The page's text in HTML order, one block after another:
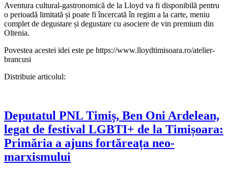
Aventura cultural-gastronomică de la Lloyd va fi disponibilă pentru
o perioadă limitată și poate fi încercată în regim a la carte, meniu
complet de degustare și degustare cu asociere de vin premium din
Oltenia.
Povestea acestei idei este pe https://www.lloydtimisoara.ro/atelier-
brancusi
Distribuie articolul:
Deputatul PNL Timiș, Ben Oni Ardelean,
legat de festival LGBTI+ de la Timișoara:
Primăria a ajuns fortăreața neo-
marxismului